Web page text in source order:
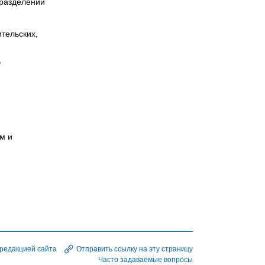
и
сайта
Отправить ссылку на эту страницу
Часто задаваемые вопросы